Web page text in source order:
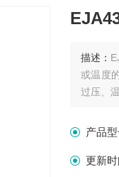
描述：
或温度
过压、
产品
更新